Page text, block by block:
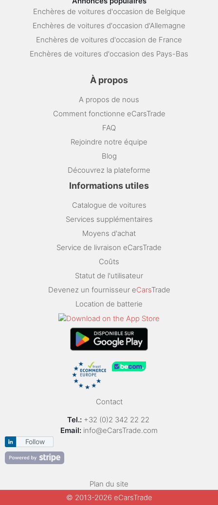
Enchères de voitures d'occasion de Belgique
Enchères de voitures d'occasion d'Allemagne
Enchères de voitures d'occasion de France
Enchères de voitures d'occasion des Pays-Bas
À propos
A propos de nous
Comment fonctionne eCarsTrade
FAQ
Rejoindre notre équipe
Blog
Découvrez la plateforme
Informations utiles
Catalogue de voitures
Services supplémentaires
Moyens d'achat
Service de livraison eCarsTrade
Coûts
Statut de l'utilisateur
Devenez un fournisseur eCarsTrade
Location de batterie
Contact
Tel.: +32 (0)2 342 22 22
Email: info@eCarsTrade.com
Follow
Plan du site
© 2013-2026 eCarsTrade